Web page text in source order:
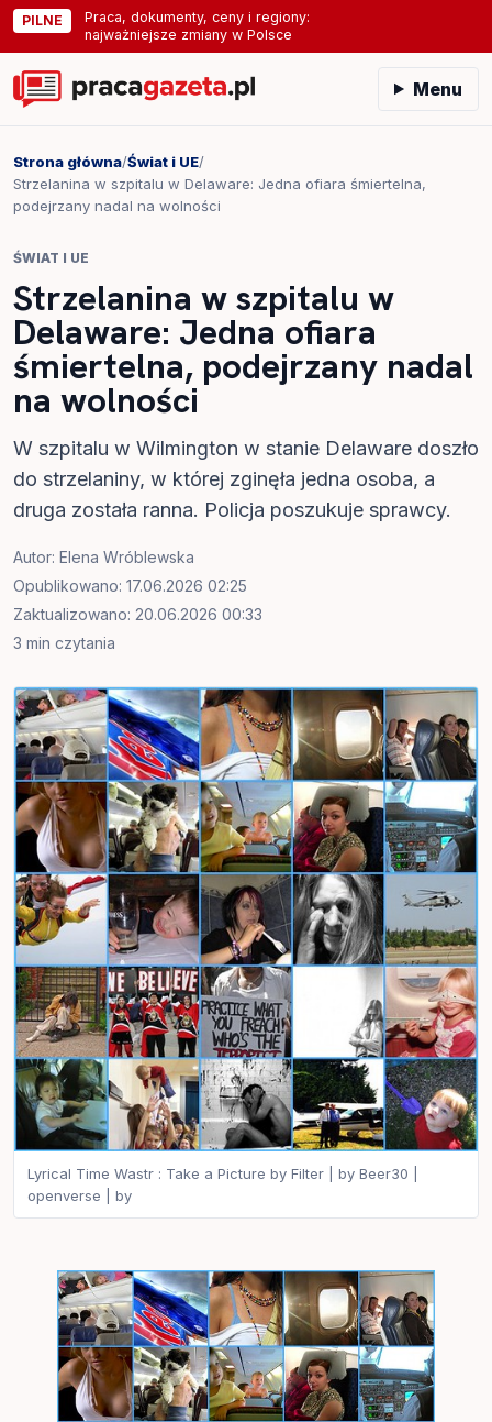
PILNE
Praca, dokumenty, ceny i regiony:
najważniejsze zmiany w Polsce
Menu
Strona główna/Świat i UE/
Strzelanina w szpitalu w Delaware: Jedna ofiara śmiertelna,
podejrzany nadal na wolności
ŚWIAT I UE
Strzelanina w szpitalu w
Delaware: Jedna ofiara
śmiertelna, podejrzany nadal
na wolności
W szpitalu w Wilmington w stanie Delaware doszło
do strzelaniny, w której zginęła jedna osoba, a
druga została ranna. Policja poszukuje sprawcy.
Autor: Elena Wróblewska
Opublikowano: 17.06.2026 02:25
Zaktualizowano: 20.06.2026 00:33
3 min czytania
Lyrical Time Wastr : Take a Picture by Filter | by Beer30 |
openverse | by